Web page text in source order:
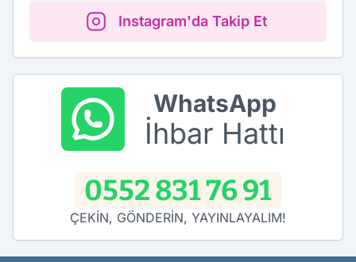
Instagram'da Takip Et
WhatsApp
İhbar Hattı
0552 831 76 91
ÇEKİN, GÖNDERİN, YAYINLAYALIM!